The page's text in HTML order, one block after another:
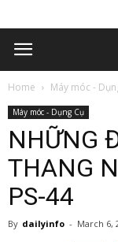
Home Máy móc -
Máy móc - Dụng Cụ
NHỮNG
THANG
PS-44
By dailyinfo - March 6,